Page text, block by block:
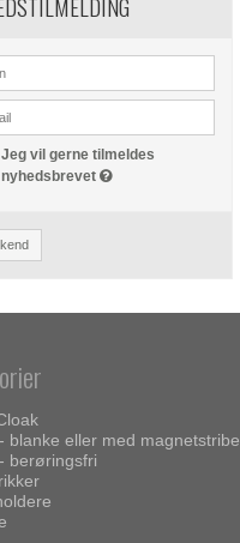
Jeg vil gerne tilmeldes
nyhedsbrevet
blanke eller med magnetstribe
berøringsfri